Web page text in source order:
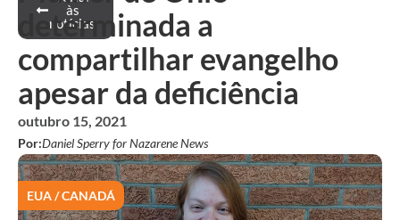
às
notícias
determinada a
compartilhar evangelho
apesar da deficiência
outubro 15, 2021
Por:Daniel Sperry for Nazarene News
EUA / CANADÁ